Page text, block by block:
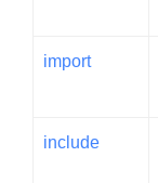
import
include